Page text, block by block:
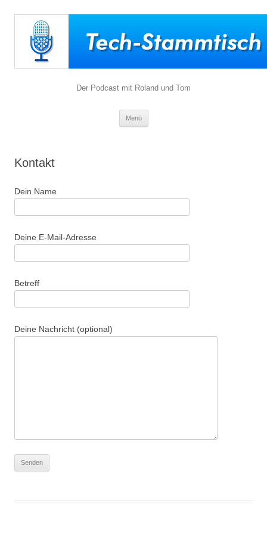
Der Podcast mit Roland und Tom
Menü
Kontakt
Dein Name
Deine E-Mail-Adresse
Betreff
Deine Nachricht (optional)